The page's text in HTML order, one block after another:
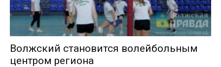
Волжский становится волейбольным
центром региона